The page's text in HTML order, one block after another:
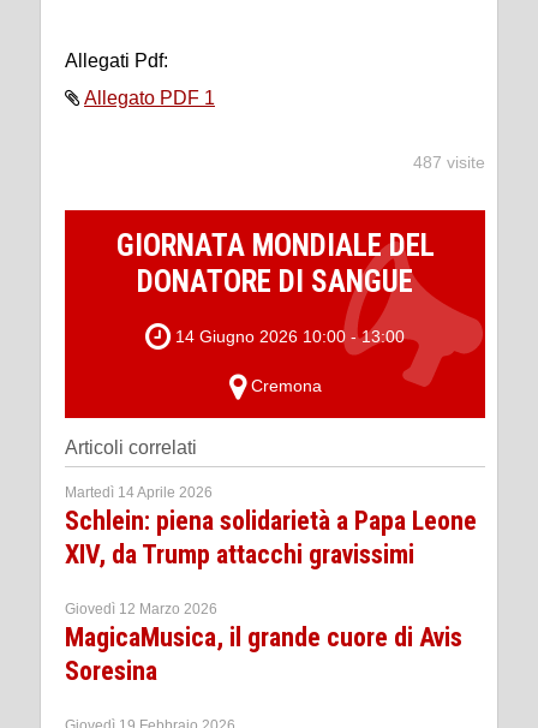
Allegati Pdf:
Allegato PDF 1
487 visite
GIORNATA MONDIALE DEL
DONATORE DI SANGUE
14 Giugno 2026 10:00 - 13:00
Cremona
Articoli correlati
Martedì 14 Aprile 2026
Schlein: piena solidarietà a Papa Leone
XIV, da Trump attacchi gravissimi
Giovedì 12 Marzo 2026
MagicaMusica, il grande cuore di Avis
Soresina